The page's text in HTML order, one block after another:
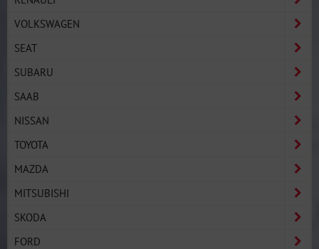
VOLKSWAGEN
SEAT
SUBARU
SAAB
NISSAN
TOYOTA
MAZDA
MITSUBISHI
SKODA
FORD